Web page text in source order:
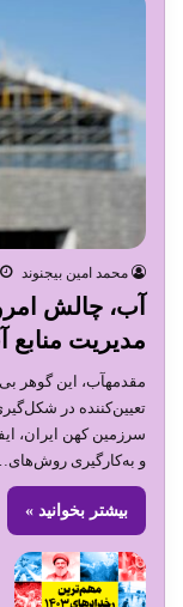
محمد امین بیجنوند
آب، چالش
مدیریت
مقدمهآب، این گوهر
تعیین‌کننده در
سرزمین کهن ایران،
و به‌کارگیری روش‌های…
بیشتر بخوانید »